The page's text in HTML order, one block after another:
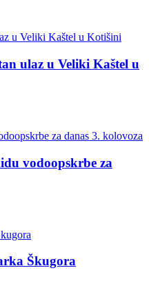
ulaz u Veliki Kaštel u
vodoopskrbe za
Škugora